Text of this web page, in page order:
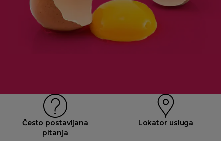
Često postavljana
pitanja
Lokator usluga